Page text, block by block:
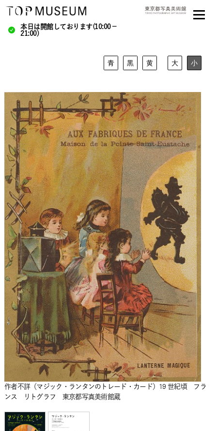
本日は開館しております(10:00－
21:00)
青 黒 黄 大 小
作者不詳（マジック・ランタンのトレード・カード）19 世紀頃 フラ
ンス リトグラフ 東京都写真美術館蔵